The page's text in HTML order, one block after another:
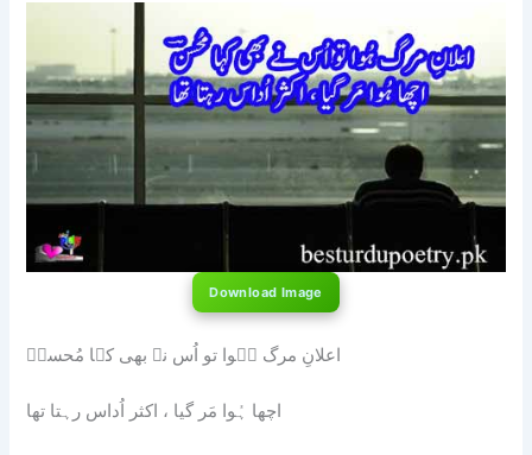
Download Image
اعلانِ مرگ ہُوا تو اُس نے بھی کہا مُحسنؔ
اچھا ہُوا مَر گیا ، اکثر اُداس رہتا تھا